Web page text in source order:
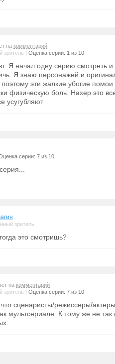
на комментарий
зритель
Оценка серии: 1 из 10
Я начал одну серию смотреть
Я знаю персонажей и
поэтому эти жалкие убогие
физическую боль. Нахер это
усугубляют
серии: 7 из 10
зритель
это смотришь?
на комментарий
зритель
Оценка серии: 7 из 10
сценаристы/режиссеры/
мультсериале. К тому же не